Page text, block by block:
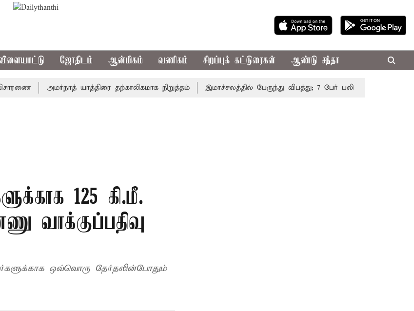
ஜோதிடம் ஆன்மிகம் வணிகம் சிறப்புக் கட்டுரைகள் ஆண்டு சந்தா
அமர்நாத் யாத்திரை தற்காலிகமாக நிறுத்தம் இமாச்சலத்தில் பேருந்து விபத்து; 7 பேர் பலி - பிரதமர் மோடி
125 கி.மீ.
வாக்குப்பதிவு
ஒவ்வொரு தேர்தலின்போதும்